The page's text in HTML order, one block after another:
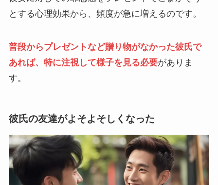
とする心理効果から、頻度が急に増えるのです。
普段からプレゼントなど贈り物がなかった彼氏で
あれば、特に注視して様子を見る必要がありま
す。
彼氏の友達がよそよそしくなった